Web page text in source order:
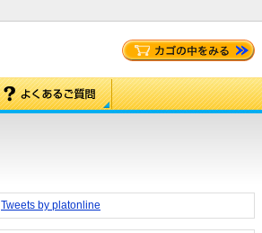
Tweets by platonline